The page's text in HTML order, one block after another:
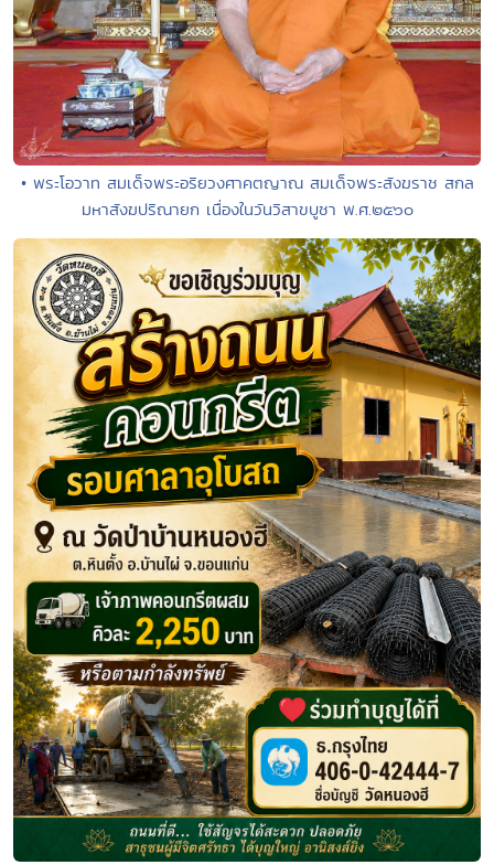
• พระโอวาท สมเด็จพระอริยวงศาคตญาณ สมเด็จพระสังฆราช สกล
มหาสังฆปริณายก เนื่องในวันวิสาขบูชา พ.ศ.๒๕๖๐